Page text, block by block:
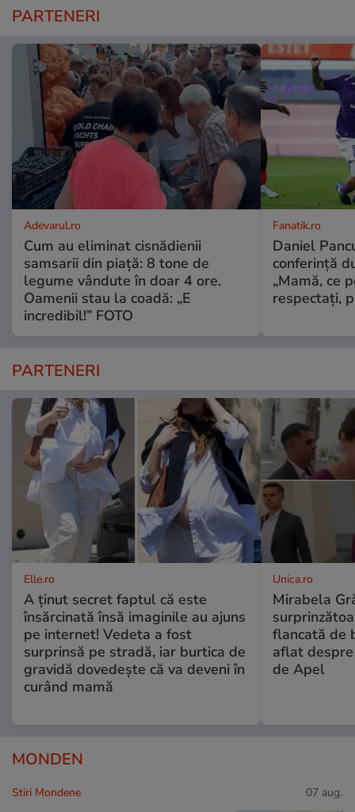
PARTENERI
Adevarul.ro
Cum au eliminat cisnădienii
samsarii din piață: 8 tone de
legume vândute în doar 4 ore.
Oamenii stau la coadă: „E
incredibil!” FOTO
Fanatik.ro
Daniel
conferință
„Mamă, ce
respectați,
PARTENERI
Elle.ro
A ținut secret faptul că este
însărcinată însă imaginile au ajuns
pe internet! Vedeta a fost
surprinsă pe stradă, iar burtica de
gravidă dovedește că va deveni în
curând mamă
Unica.ro
Mirabela
flancată de
aflat
de Apel
MONDEN
Stiri Mondene 07 aug.